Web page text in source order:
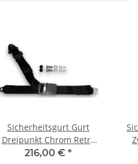
Sicherheitsgurt Gurt
Dreipunkt Chrom Retro
schwarz für Fiat 500
216,00 € *